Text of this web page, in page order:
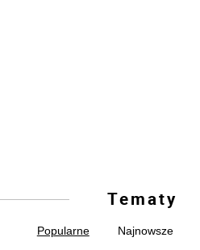
Tematy
Popularne Najnowsze